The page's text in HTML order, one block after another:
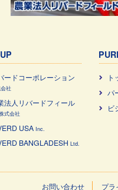
ードコーポレーション
社
法⼈リバードフィール
式会社
USA Inc.
BANGLADESH Ltd.
パ
ビ
お問い合わせ プラ